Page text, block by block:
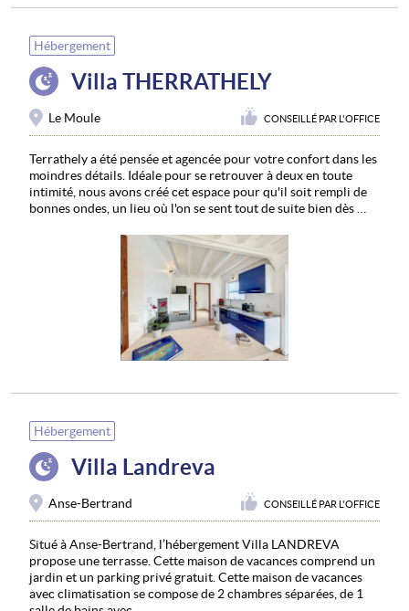
Hébergement
Villa THERRATHELY
Le Moule CONSEILLÉ PAR L'OFFICE
Terrathely a été pensée et agencée pour votre confort dans les
moindres détails. Idéale pour se retrouver à deux en toute
intimité, nous avons créé cet espace pour qu'il soit rempli de
bonnes ondes, un lieu où l'on se sent tout de suite bien dès …
Hébergement
Villa Landreva
Anse-Bertrand CONSEILLÉ PAR L'OFFICE
Situé à Anse-Bertrand, l’hébergement Villa LANDREVA
propose une terrasse. Cette maison de vacances comprend un
jardin et un parking privé gratuit. Cette maison de vacances
avec climatisation se compose de 2 chambres séparées, de 1